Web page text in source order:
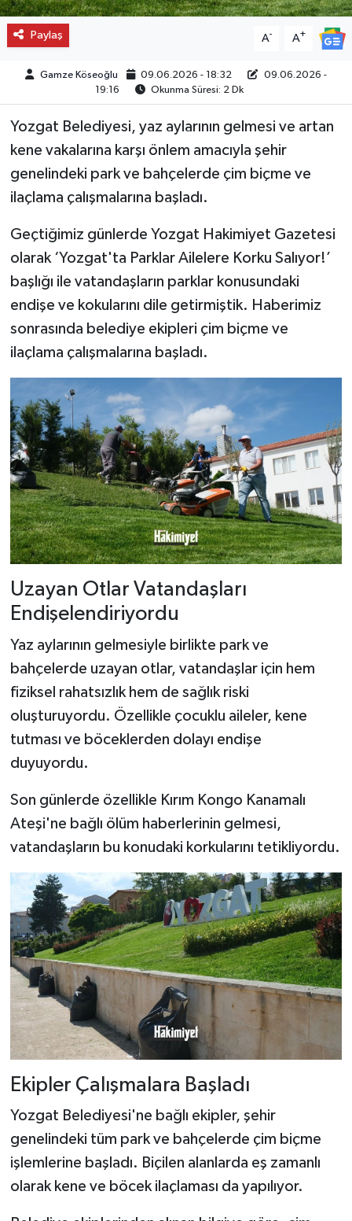
Paylaş A- A+
Gamze Köseoğlu 09.06.2026 - 18:32
09.06.2026 -
19:16
Okunma Süresi: 2 Dk
Yozgat Belediyesi, yaz aylarının gelmesi ve artan
kene vakalarına karşı önlem amacıyla şehir
genelindeki park ve bahçelerde çim biçme ve
ilaçlama çalışmalarına başladı.
Geçtiğimiz günlerde Yozgat Hakimiyet Gazetesi
olarak ‘Yozgat'ta Parklar Ailelere Korku Salıyor!’
başlığı ile vatandaşların parklar konusundaki
endişe ve kokularını dile getirmiştik. Haberimiz
sonrasında belediye ekipleri çim biçme ve
ilaçlama çalışmalarına başladı.
Uzayan Otlar Vatandaşları
Endişelendiriyordu
Yaz aylarının gelmesiyle birlikte park ve
bahçelerde uzayan otlar, vatandaşlar için hem
fiziksel rahatsızlık hem de sağlık riski
oluşturuyordu. Özellikle çocuklu aileler, kene
tutması ve böceklerden dolayı endişe
duyuyordu.
Son günlerde özellikle Kırım Kongo Kanamalı
Ateşi'ne bağlı ölüm haberlerinin gelmesi,
vatandaşların bu konudaki korkularını tetikliyordu.
Ekipler Çalışmalara Başladı
Yozgat Belediyesi'ne bağlı ekipler, şehir
genelindeki tüm park ve bahçelerde çim biçme
işlemlerine başladı. Biçilen alanlarda eş zamanlı
olarak kene ve böcek ilaçlaması da yapılıyor.